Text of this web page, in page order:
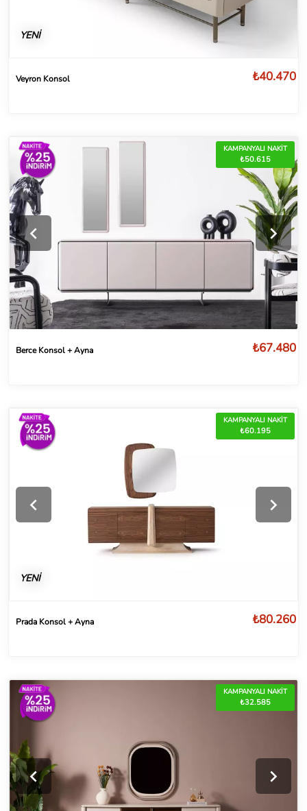
YENİ
Veyron Konsol ₺40.470
KAMPANYALI NAKİT
₺50.615
Berce Konsol + Ayna ₺67.480
KAMPANYALI NAKİT
₺60.195
YENİ
Prada Konsol + Ayna ₺80.260
KAMPANYALI NAKİT
₺32.585